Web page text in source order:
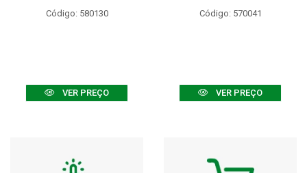
Código: 580130
VER PREÇO
Código: 570041
VER PREÇO